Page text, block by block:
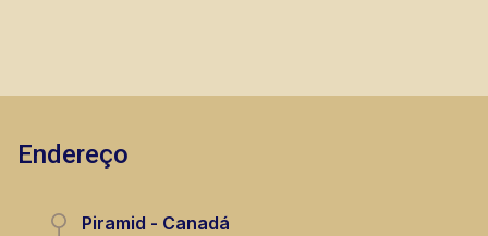
Endereço
Piramid - Canadá